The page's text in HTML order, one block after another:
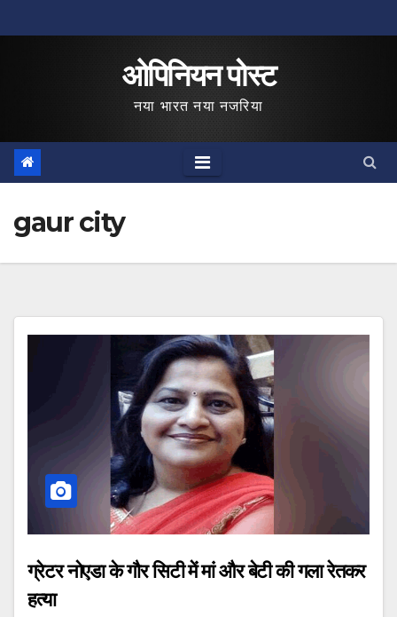
to
ओपिनियन पोस्ट
नया भारत नया नजरिया
gaur city
ग्रेटर नोएडा के गौर सिटी में मां और बेटी की गला रेतकर
हत्या